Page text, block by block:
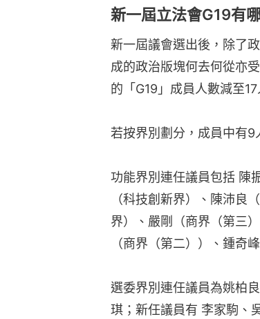
新一屆立法會G19有
新一屆議會選出後，除了
成的政治版塊何去何從亦
的「G19」成員人數減至
若按界別劃分，成員中有9
功能界別連任議員包括 陳
（科技創新界）、陳沛良
界）、嚴剛（商界（第三
（商界（第二））、鍾奇
選委界別連任議員為姚柏
琪；新任議員有 李家駒、